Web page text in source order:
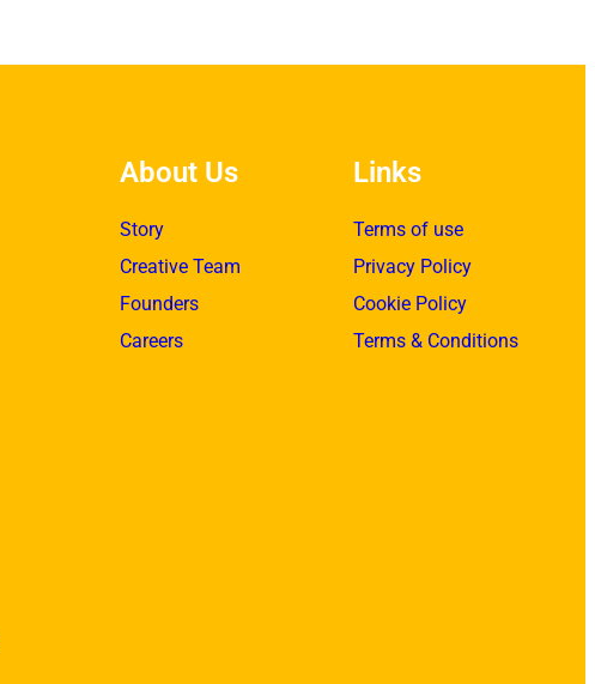
About Us
Story
Creative Team
Founders
Careers
Links
Terms of use
Privacy Policy
Cookie Policy
Terms & Conditions